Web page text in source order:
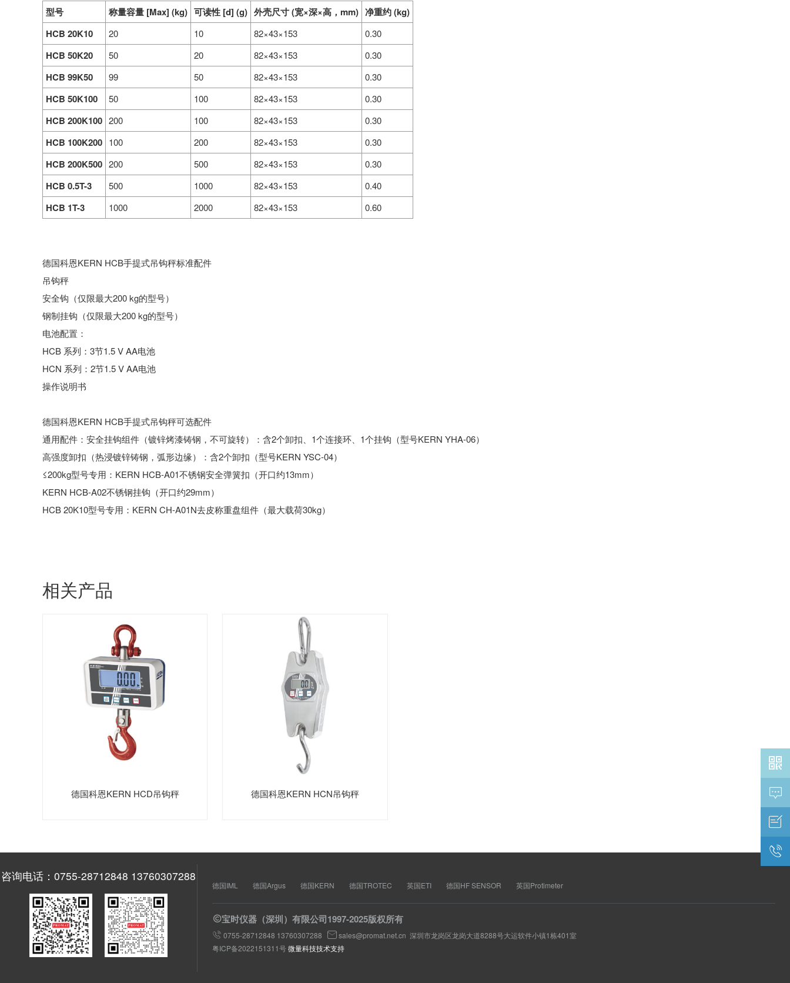
型号 称量容量 [Max] (kg) 可读性 [d] (g) 外壳尺寸 (宽×深×高，mm) 净重约 (kg)
HCB 20K10
20 10 82×43×153 0.30
HCB 50K20 50 20 82×43×153 0.30
HCB 99K50 99 50 82×43×153 0.30
HCB 50K100 50 100 82×43×153 0.30
HCB 200K100 200 100 82×43×153 0.30
HCB 100K200 100 200 82×43×153 0.30
HCB 200K500 200 500 82×43×153 0.30
HCB 0.5T-3 500 1000 82×43×153 0.40
HCB 1T-3 1000 2000 82×43×153 0.60
德国科恩KERN HCB手提式吊钩秤标准配件
吊钩秤
安全钩（仅限最大200 kg的型号）
钢制挂钩（仅限最大200 kg的型号）
电池配置：
HCB 系列：3节1.5 V AA电池
HCN 系列：2节1.5 V AA电池
操作说明书
德国科恩KERN HCB手提式吊钩秤可选配件
通用配件：安全挂钩组件（镀锌烤漆铸钢，不可旋转）：含2个卸扣、1个连接环、1个挂钩（型号KERN YHA-06）
高强度卸扣（热浸镀锌铸钢，弧形边缘）：含2个卸扣（型号KERN YSC-04）
≤200kg型号专用：KERN HCB-A01不锈钢安全弹簧扣（开口约13mm）
KERN HCB-A02不锈钢挂钩（开口约29mm）
HCB 20K10型号专用：KERN CH-A01N去皮称重盘组件（最大载荷30kg）
相关产品
德国科恩KERN HCD吊钩秤 德国科恩KERN HCN吊钩秤
咨询电话：0755-28712848 13760307288
德国IML 德国Argus 德国KERN 德国TROTEC 英国ETI 德国HF SENSOR 英国Protimeter
宝时仪器（深圳）有限公司1997-2025版权所有
 0755-28712848 13760307288 sales@promat.net.cn 深圳市龙岗区龙岗大道8288号大运软件小镇1栋401室
粤ICP备2022151311号微量科技技术支持



